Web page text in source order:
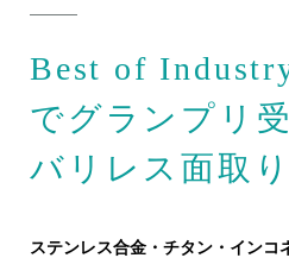
Best of
でグランプリ
バリレス面取
ステンレス合金・チタン・インコ